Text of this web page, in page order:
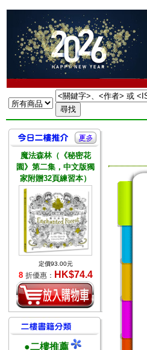
魔法森林（《秘密花
園》第二集，中文版獨
家附贈32頁練習本）
定價93.00元
8 折優惠： HK$74.4
●二樓推薦